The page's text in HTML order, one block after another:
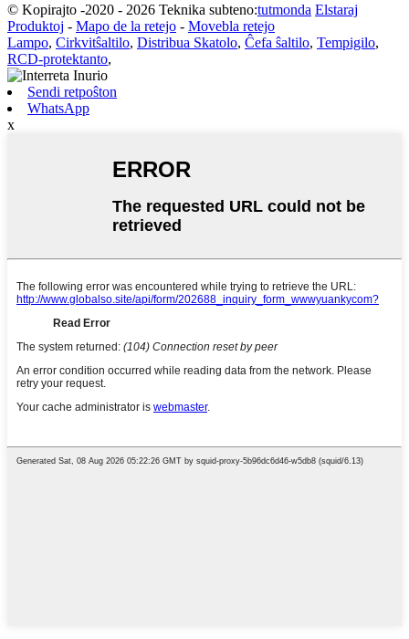
© Kopirajto -2020 - 2026 Teknika subteno:tutmonda Elstaraj
Produktoj - Mapo de la retejo - Movebla retejo
Lampo, Cirkvitŝaltilo, Distribua Skatolo, Ĉefa ŝaltilo, Tempigilo,
RCD-protektanto,
Sendi retpoŝton
WhatsApp
x